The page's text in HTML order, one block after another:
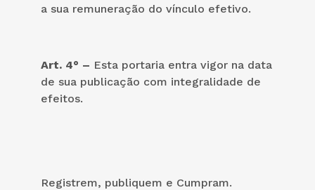
a sua remuneração do vínculo efetivo.
Art. 4° – Esta portaria entra vigor na data
de sua publicação com integralidade de
efeitos.
Registrem, publiquem e Cumpram.